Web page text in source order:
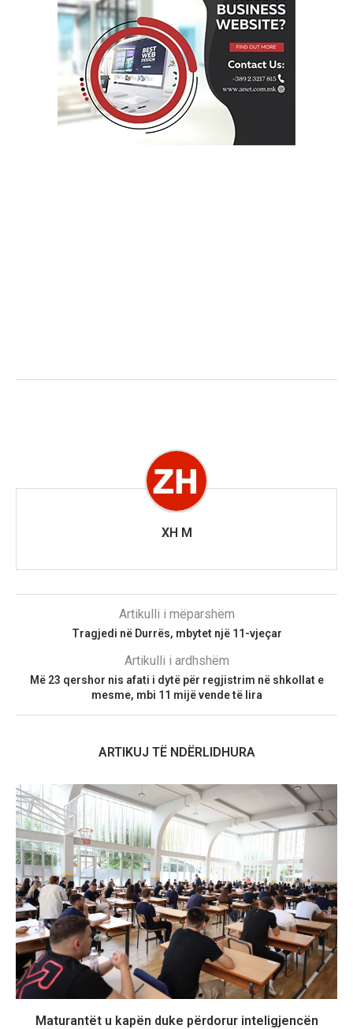
XH M
Artikulli i mëparshëm
Tragjedi në Durrës, mbytet një 11-vjeçar
Artikulli i ardhshëm
Më 23 qershor nis afati i dytë për regjistrim në shkollat e
mesme, mbi 11 mijë vende të lira
ARTIKUJ TË NDËRLIDHURA
Maturantët u kapën duke përdorur inteligjencën